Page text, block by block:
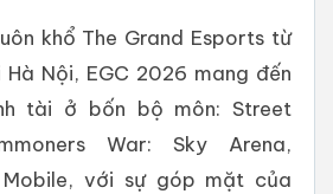
khổ The Grand Esports từ
Nội, EGC 2026 mang đến
tài ở bốn bộ môn: Street
War: Sky Arena,
với sự góp mặt của